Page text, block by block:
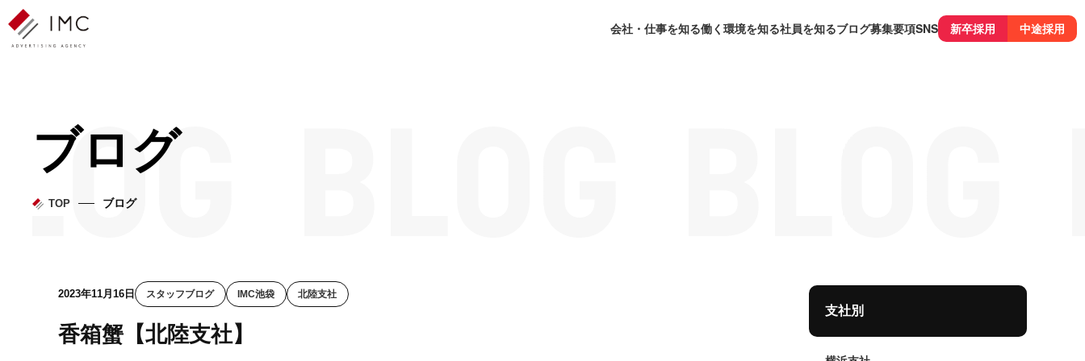
会社・仕事を知る働く環境を知る社員を知るブログ募集要項SNS 新卒採用 中途採用
ブログ
TOP ブログ
2023年11月16日 スタッフブログ IMC池袋 北陸支社
香箱蟹【北陸支社】
支社別